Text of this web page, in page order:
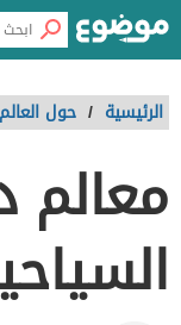
الرئيسية / حول العالم
معالم